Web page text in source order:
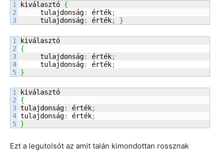
1
2
kiválasztó {
     tulajdonság
: érték;
     tulajdonság
: érték; }
1
2
3
4
{
     tulajdonság
: érték;
     tulajdonság
: érték;
}
1
2
3
4
{
tulajdonság: érték;
tulajdonság: érték;
}
Ezt a legutolsót az amit talán kimondottan rossznak